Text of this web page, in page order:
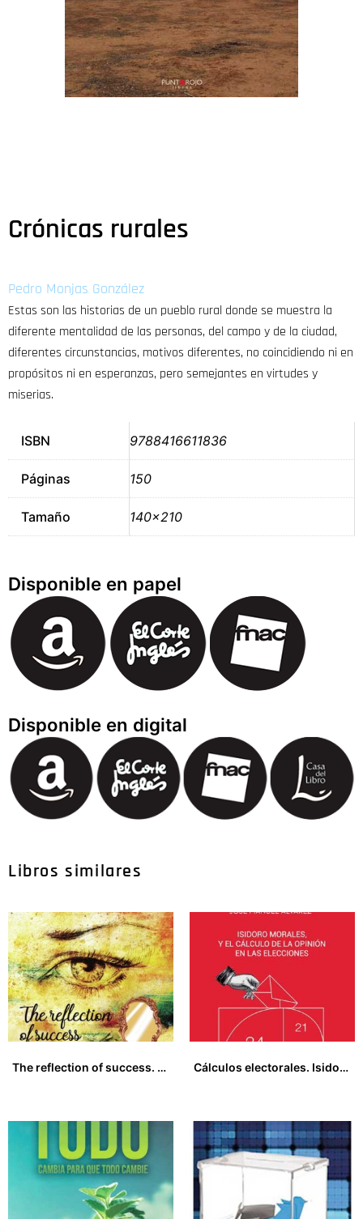
Crónicas rurales
Pedro Monjas González
Estas son las historias de un pueblo rural donde se muestra la
diferente mentalidad de las personas, del campo y de la ciudad,
diferentes circunstancias, motivos diferentes, no coincidiendo ni en
propósitos ni en esperanzas, pero semejantes en virtudes y
miserias.
ISBN 9788416611836
Páginas 150
Tamaño 140×210
Disponible en papel
Disponible en digital
Libros similares
The reflection of success. Be the best you can be!
Cálculos electorales. Isidoro Morales y el cálculo de la opinión en las elecciones